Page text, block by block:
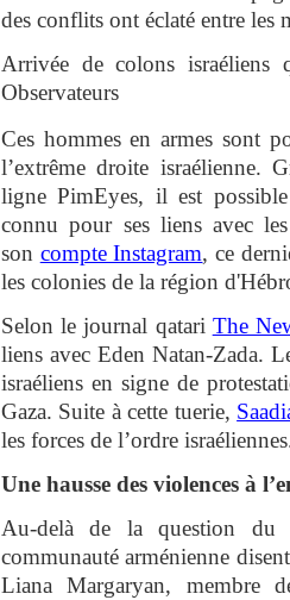
des conflits ont éclaté entre les
Arrivée de colons israéliens
Observateurs
Ces hommes en armes sont
l’extrême droite israélienne.
ligne PimEyes, il est
connu pour ses liens avec
son compte Instagram, ce
les colonies de la région
Selon le journal qatari The
liens avec Eden Natan-Zada.
israéliens en signe de
Gaza. Suite à cette tuerie,
les forces de l’ordre
Une hausse des violences à
Au-delà de la question du
communauté arménienne
Liana Margaryan, membre